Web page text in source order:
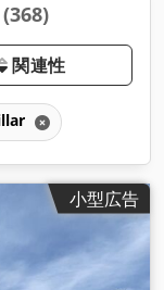
(368)
関連性
小型広告